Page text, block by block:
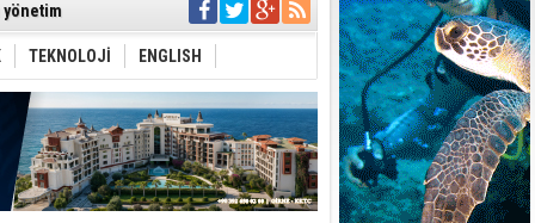
arasında
Yasası
TEKNOLOJİ ENGLISH